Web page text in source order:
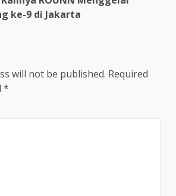
ke-9 di Jakarta
will not be published. Required
*